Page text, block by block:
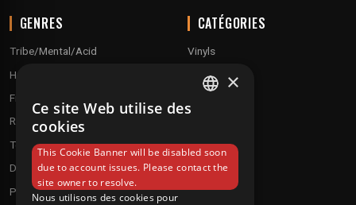
GENRES
Tribe/Mental/Acid
Hardtek / Hardfloor
Frenchcore/Hardcore
Raggatek/ Jungletek
Techno / Hard Techno / Electro
Drum'n'Bass/Raggajungle
Pre order
CATÉGORIES
Vinyls
Cd's
×
Ce site Web utilise des
cookies
This Cookie Banner will be disabled soon
due to account issues. Please contact the
site owner to resolve.
Nous utilisons des cookies pour